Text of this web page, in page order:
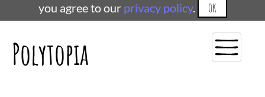
you agree to our privacy policy. OK
Polytopia